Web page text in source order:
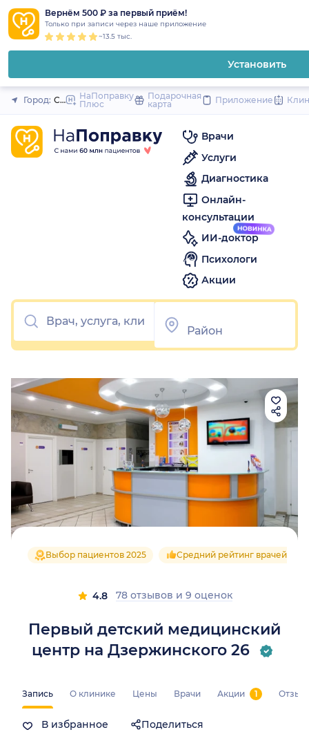
Вернём 500 ₽ за первый приём!
Только при записи через наше приложение
~13.5 тыс.
Установить
Закрыть
Город: СаратовНаПоправку
Плюс
Подарочная
карта
Приложение
Врачи
Услуги
Диагностика
Онлайн-
консультации
ИИ-доктор
Психологи
Акции
Первый детский медицинский
центр на Дзержинского 26
Выбор пациентов 2025 Средний рейтинг врачей 4.9
4.8 78 отзывов и 9 оценок
Запись О клинике Цены Врачи Акции 1
В избранное Поделиться